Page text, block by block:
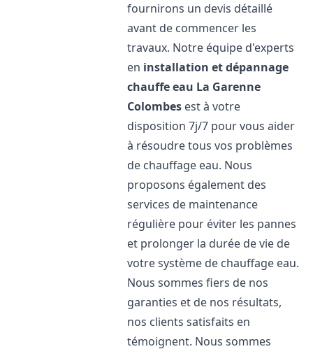
fournirons un devis détaillé
avant de commencer les
travaux. Notre équipe d'experts
en installation et dépannage
chauffe eau La Garenne
Colombes est à votre
disposition 7j/7 pour vous aider
à résoudre tous vos problèmes
de chauffage eau. Nous
proposons également des
services de maintenance
régulière pour éviter les pannes
et prolonger la durée de vie de
votre système de chauffage eau.
Nous sommes fiers de nos
garanties et de nos résultats,
nos clients satisfaits en
témoignent. Nous sommes